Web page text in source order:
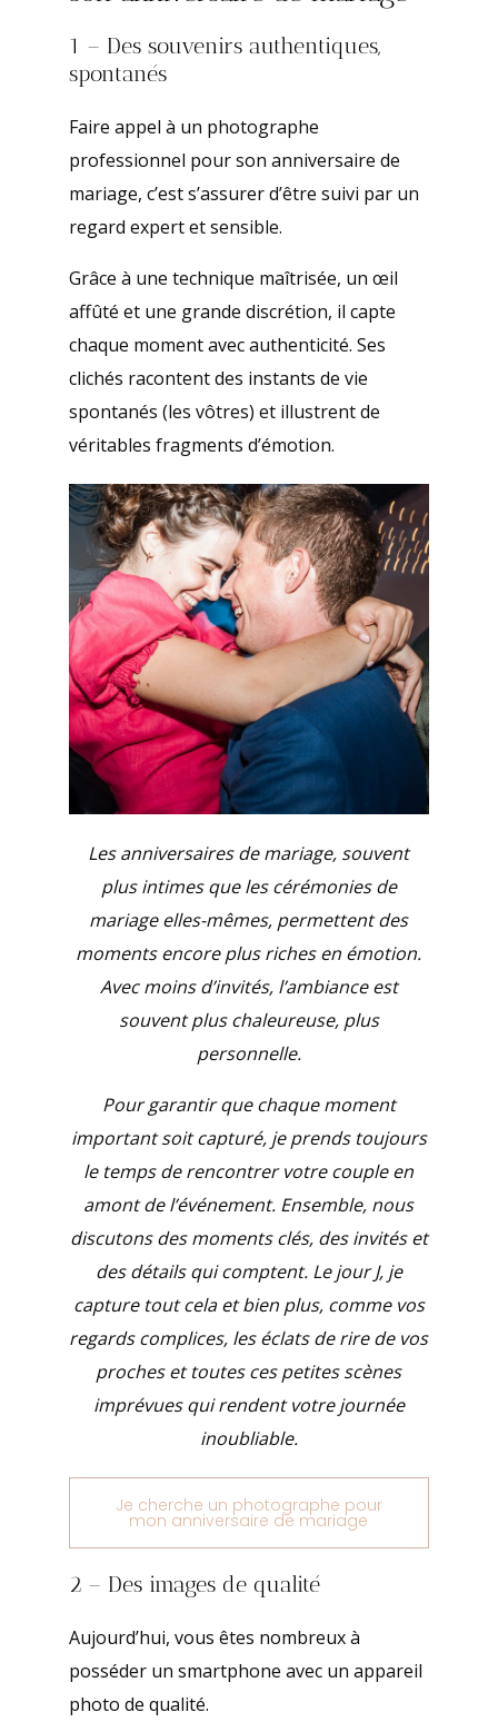
1 – Des souvenirs authentiques,
spontanés
Faire appel à un photographe
professionnel pour son anniversaire de
mariage, c’est s’assurer d’être suivi par un
regard expert et sensible.
Grâce à une technique maîtrisée, un œil
affûté et une grande discrétion, il capte
chaque moment avec authenticité. Ses
clichés racontent des instants de vie
spontanés (les vôtres) et illustrent de
véritables fragments d’émotion.
Les anniversaires de mariage, souvent
plus intimes que les cérémonies de
mariage elles-mêmes, permettent des
moments encore plus riches en émotion.
Avec moins d’invités, l’ambiance est
souvent plus chaleureuse, plus
personnelle.
Pour garantir que chaque moment
important soit capturé, je prends toujours
le temps de rencontrer votre couple en
amont de l’événement. Ensemble, nous
discutons des moments clés, des invités et
des détails qui comptent. Le jour J, je
capture tout cela et bien plus, comme vos
regards complices, les éclats de rire de vos
proches et toutes ces petites scènes
imprévues qui rendent votre journée
inoubliable.
Je cherche un photographe pour
mon anniversaire de mariage
2 – Des images de qualité
Aujourd’hui, vous êtes nombreux à
posséder un smartphone avec un appareil
photo de qualité.